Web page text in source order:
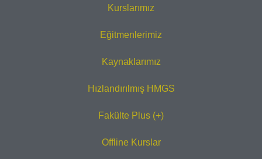
Kurslarımız
Eğitmenlerimiz
Kaynaklarımız
Hızlandırılmış HMGS
Fakülte Plus (+)
Offline Kurslar